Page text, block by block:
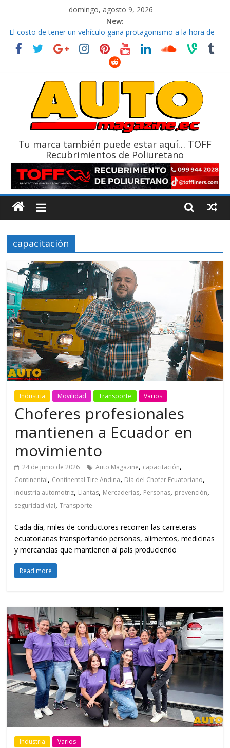
domingo, agosto 9, 2026
New:
La FEDAK recibe 12 Sinotruk Bolden para cubrir las rutas de La
Vuelta
El costo de tener un vehículo gana protagonismo a la hora de
¿Qué puede pasar con tu vehículo si permanece varios días sin
La Vuelta al Ecuador 2026, edición 47ª, recorre 7 provincias en 8
Tu marca también puede estar aquí… TOFF
Recubrimientos de Poliuretano
capacitación
Industria Movilidad Transporte Varios
Choferes profesionales
mantienen a Ecuador en
movimiento
24 de junio de 2026 Auto Magazine, capacitación,
Continental, Continental Tire Andina, Día del Chofer Ecuatoriano,
industria automotriz, Llantas, Mercaderías, Personas, prevención,
seguridad vial,Transporte
Cada día, miles de conductores recorren las carreteras
ecuatorianas transportando personas, alimentos, medicinas
y mercancías que mantienen al país produciendo
Read more
Industria Varios